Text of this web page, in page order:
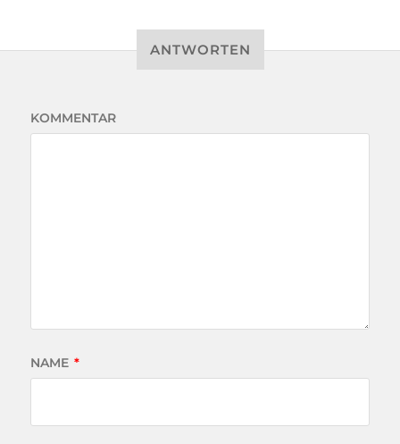
ANTWORTEN
KOMMENTAR
NAME *